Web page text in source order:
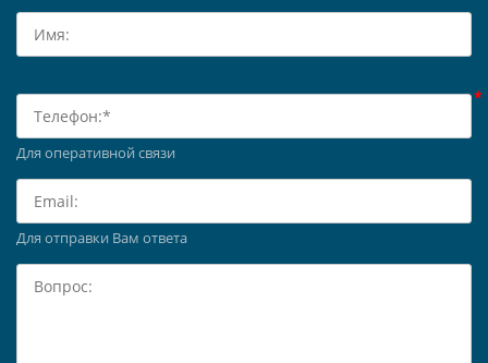
Для оперативной связи
Для отправки Вам ответа